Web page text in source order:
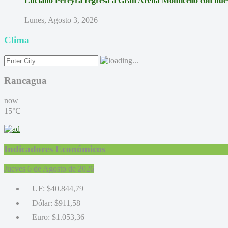
Lunes, Agosto 3, 2026
Clima
Rancagua
now
15℃
Indicadores Económicos
Jueves 6 de Agosto de 2026
UF: $40.844,79
Dólar: $911,58
Euro: $1.053,36